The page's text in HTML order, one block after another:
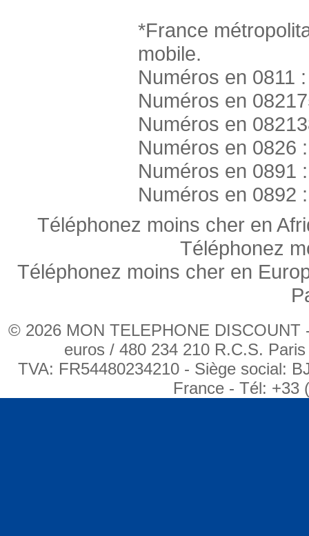
*France
mobile.
Numéros en 0811
Numéros en
Numéros en
Numéros en 0826
Numéros en 0891
Numéros en 0892
Téléphonez moins cher en
Téléphonez
Téléphonez moins cher en
© 2026 MON TELEPHONE DISCOUNT
euros / 480 234 210 R.C.S.
TVA: FR54480234210 - Siège social:
France - Tél: +33